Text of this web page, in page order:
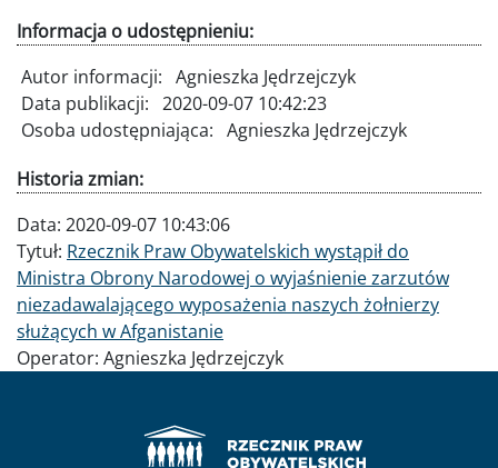
Informacja o udostępnieniu:
Autor informacji: Agnieszka Jędrzejczyk
Data publikacji: 2020-09-07 10:42:23
Osoba udostępniająca: Agnieszka Jędrzejczyk
Historia zmian:
Data: 2020-09-07 10:43:06
Tytuł: Rzecznik Praw Obywatelskich wystąpił do
Ministra Obrony Narodowej o wyjaśnienie zarzutów
niezadawalającego wyposażenia naszych żołnierzy
służących w Afganistanie
Operator: Agnieszka Jędrzejczyk